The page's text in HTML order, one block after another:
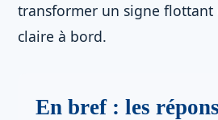
transformer un signe flottant
claire à bord.
En bref : les